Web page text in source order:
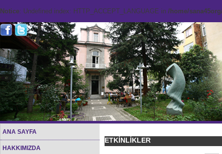
Notice: Undefined index: HTTP_ACCEPT_LANGUAGE in /home/
ANA SAYFA
HAKKIMIZDA
ETKİNLİKLER